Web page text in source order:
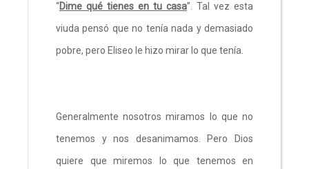
“Dime qué tienes en tu casa”. Tal vez esta
viuda pensó que no tenía nada y demasiado
pobre, pero Eliseo le hizo mirar lo que tenía.
Generalmente nosotros miramos lo que no
tenemos y nos desanimamos. Pero Dios
quiere que miremos lo que tenemos en